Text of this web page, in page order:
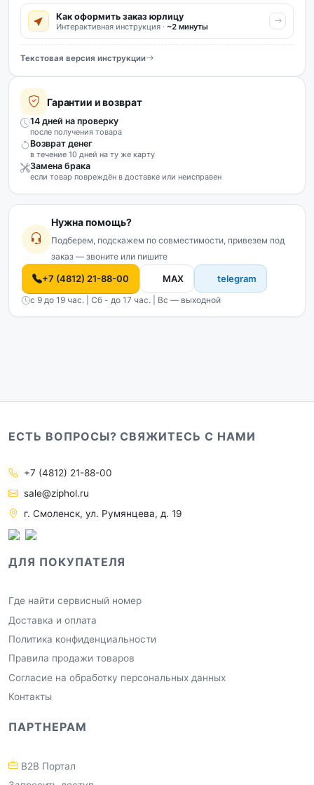
Как оформить заказ юрлицу
Интерактивная инструкция · ~2 минуты
Текстовая версия инструкции
Гарантии и возврат
14 дней на проверку
после получения товара
Возврат денег
в течение 10 дней на ту же карту
Замена брака
если товар повреждён в доставке или неисправен
Нужна помощь?
Подберем, подскажем по совместимости, привезем под
заказ — звоните или пишите
+7 (4812) 21-88-00 MAX telegram
с 9 до 19 час. | Сб - до 17 час. | Вс — выходной
ЕСТЬ ВОПРОСЫ? СВЯЖИТЕСЬ С НАМИ
+7 (4812) 21-88-00
sale@ziphol.ru
г. Смоленск, ул. Румянцева, д. 19
ДЛЯ ПОКУПАТЕЛЯ
Где найти сервисный номер
Доставка и оплата
Политика конфиденциальности
Правила продажи товаров
Согласие на обработку персональных данных
Контакты
ПАРТНЕРАМ
B2B Портал